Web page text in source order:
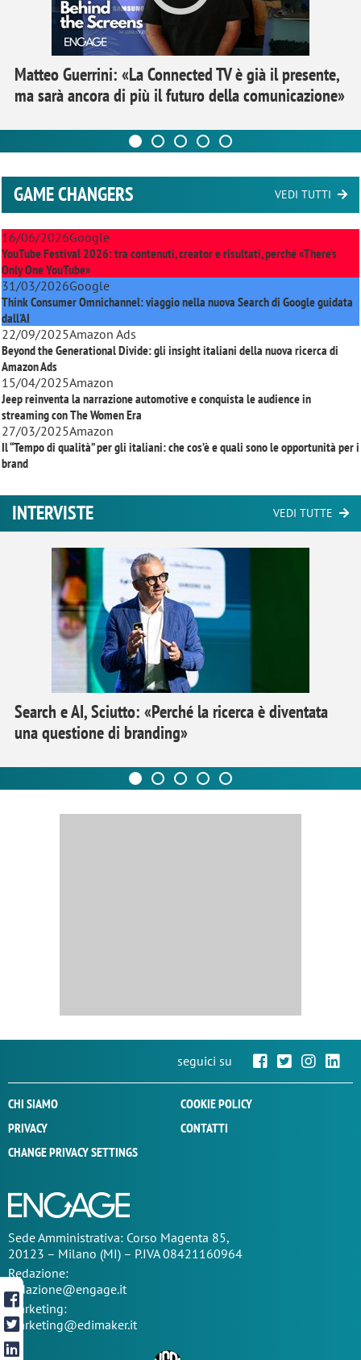
Matteo Guerrini: «La Connected TV è già il presente,
ma sarà ancora di più il futuro della comunicazione»
GAME CHANGERS VEDI TUTTI
16/06/2026Google
YouTube Festival 2026: tra contenuti, creator e risultati, perché «There’s
Only One YouTube»
31/03/2026Google
Think Consumer Omnichannel: viaggio nella nuova Search di Google guidata
dall'AI
22/09/2025Amazon Ads
Beyond the Generational Divide: gli insight italiani della nuova ricerca di
Amazon Ads
15/04/2025Amazon
Jeep reinventa la narrazione automotive e conquista le audience in
streaming conThe Women Era
27/03/2025Amazon
Il “Tempo di qualità” per gli italiani: che cos’è e quali sono le opportunità per i
brand
INTERVISTE VEDI TUTTE
Search e AI, Sciutto: «Perché la ricerca è diventata
una questione di branding»
seguici su
CHI SIAMO
COOKIE POLICY
PRIVACY
CONTATTI
CHANGE PRIVACY SETTINGS
SedeAmministrativa: Corso Magenta 85,
20123 – Milano (MI) – P.IVA 08421160964
Redazione:
redazione@engage.it
Marketing:
marketing@edimaker.it